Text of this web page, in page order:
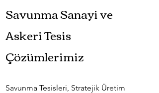
Savunma Sanayi ve
Askeri Tesis
Çözümlerimiz
Savunma Tesisleri, Stratejik Üretim